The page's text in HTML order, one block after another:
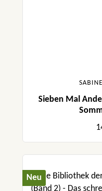
Sieben Mal
Neu